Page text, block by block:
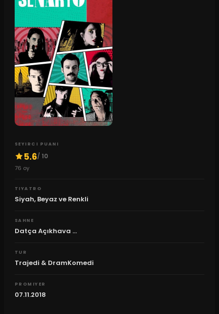
SEYIRCI PUANI
5.6/ 10
76 oy
TIYATRO
Siyah, Beyaz ve Renkli
SAHNE
Datça Açıkhava ...
TUR
Trajedi & DramKomedi
PROMIYER
07.11.2018